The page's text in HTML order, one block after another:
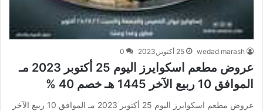
wedad marash 25 أكتوبر,2023 0
عروض مطعم اسكوايرز اليوم 25 أكتوبر 2023 مـ
الموافق 10 ربيع الآخر 1445 هـ خصم 40 %
عروض مطعم اسكوايرز اليوم 25 أكتوبر 2023 مـ الموافق 10 ربيع الآخر